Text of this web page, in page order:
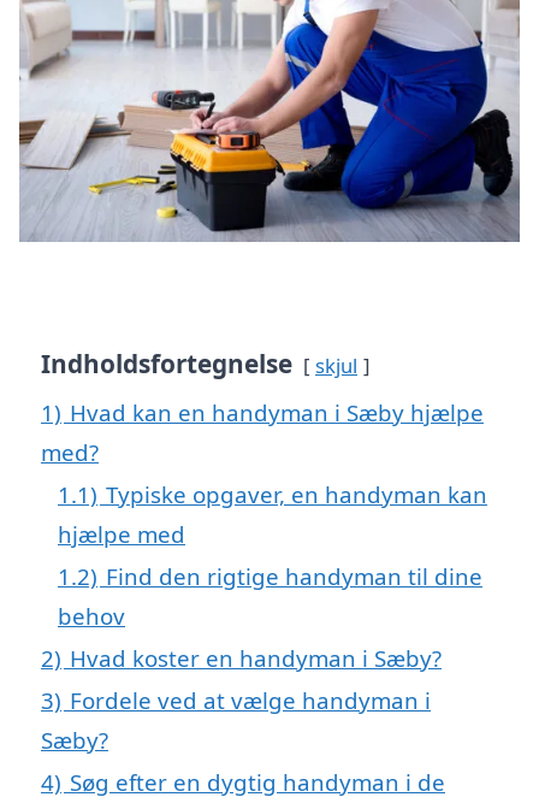
Indholdsfortegnelse skjul
1) Hvad kan en handyman i Sæby hjælpe
med?
1.1) Typiske opgaver, en handyman kan
hjælpe med
1.2) Find den rigtige handyman til dine
behov
2) Hvad koster en handyman i Sæby?
3) Fordele ved at vælge handyman i
Sæby?
4) Søg efter en dygtig handyman i de